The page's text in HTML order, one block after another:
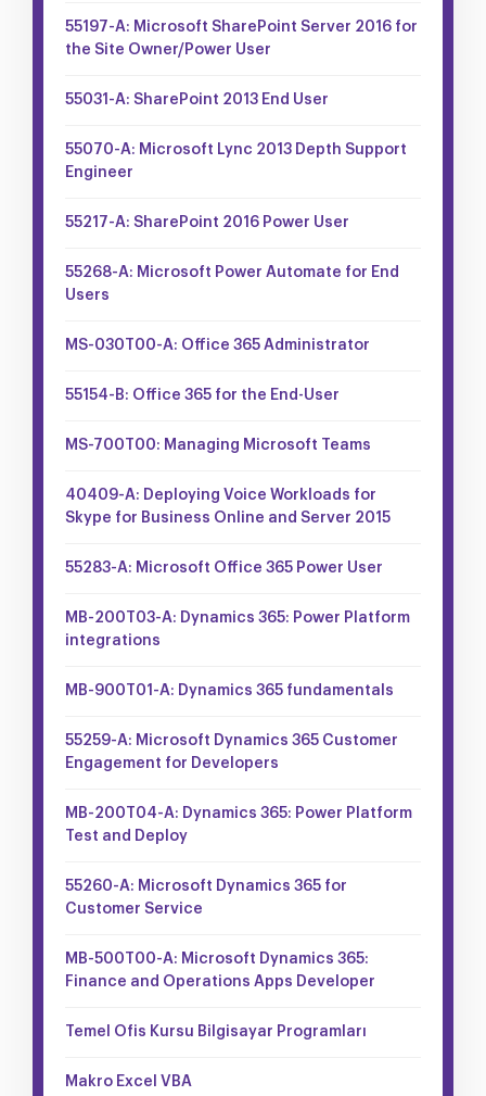
55197-A: Microsoft SharePoint Server 2016 for
the Site Owner/Power User
55031-A: SharePoint 2013 End User
55070-A: Microsoft Lync 2013 Depth Support
Engineer
55217-A: SharePoint 2016 Power User
55268-A: Microsoft Power Automate for End
Users
MS-030T00-A: Office 365 Administrator
55154-B: Office 365 for the End-User
MS-700T00: Managing Microsoft Teams
40409-A: Deploying Voice Workloads for
Skype for Business Online and Server 2015
55283-A: Microsoft Office 365 Power User
MB-200T03-A: Dynamics 365: Power Platform
integrations
MB-900T01-A: Dynamics 365 fundamentals
55259-A: Microsoft Dynamics 365 Customer
Engagement for Developers
MB-200T04-A: Dynamics 365: Power Platform
Test and Deploy
55260-A: Microsoft Dynamics 365 for
Customer Service
MB-500T00-A: Microsoft Dynamics 365:
Finance and Operations Apps Developer
Temel Ofis Kursu Bilgisayar Programları
Makro Excel VBA